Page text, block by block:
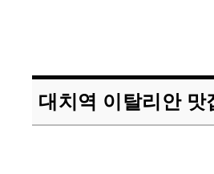
대치역 이탈리안 맛